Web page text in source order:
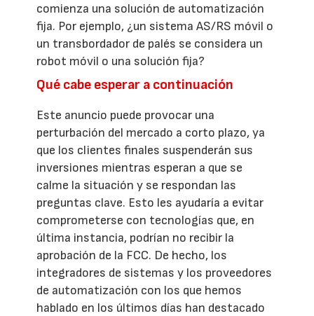
comienza una solución de automatización
fija. Por ejemplo, ¿un sistema AS/RS móvil o
un transbordador de palés se considera un
robot móvil o una solución fija?
Qué cabe esperar a continuación
Este anuncio puede provocar una
perturbación del mercado a corto plazo, ya
que los clientes finales suspenderán sus
inversiones mientras esperan a que se
calme la situación y se respondan las
preguntas clave. Esto les ayudaría a evitar
comprometerse con tecnologías que, en
última instancia, podrían no recibir la
aprobación de la FCC. De hecho, los
integradores de sistemas y los proveedores
de automatización con los que hemos
hablado en los últimos días han destacado